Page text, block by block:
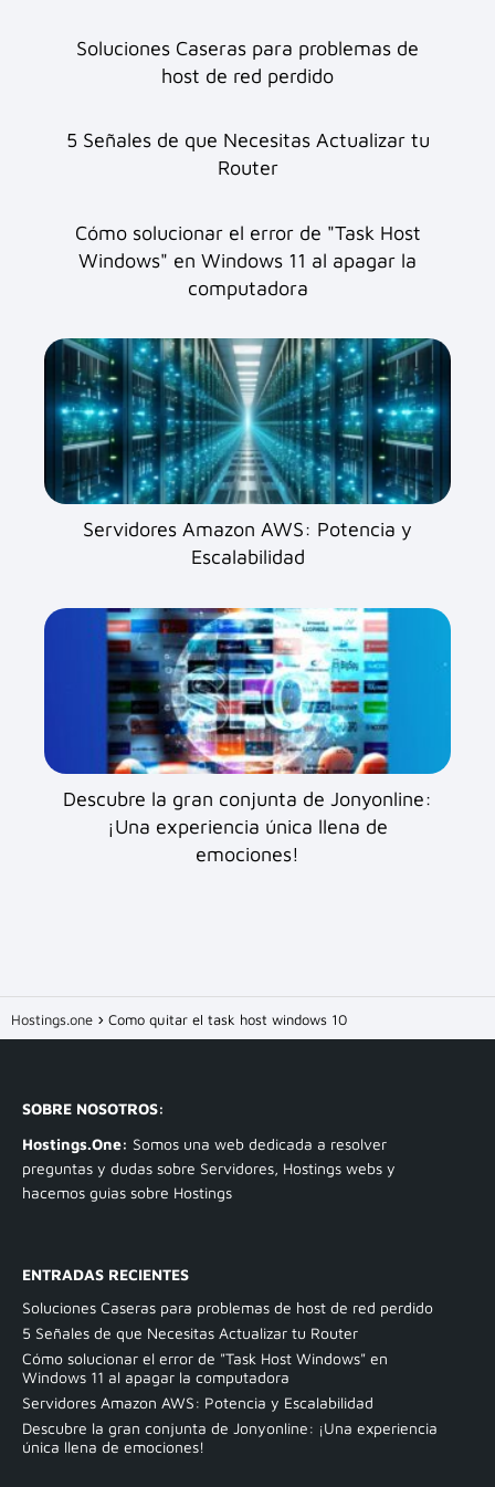
Soluciones Caseras para problemas de
host de red perdido
5 Señales de que Necesitas Actualizar tu
Router
Cómo solucionar el error de "Task Host
Windows" en Windows 11 al apagar la
computadora
Servidores Amazon AWS: Potencia y
Escalabilidad
Descubre la gran conjunta de Jonyonline:
¡Una experiencia única llena de
emociones!
Hostings.one Como quitar el task host windows 10
SOBRE NOSOTROS:
Hostings.One: Somos una web dedicada a resolver
preguntas y dudas sobre Servidores, Hostings webs y
hacemos guias sobre Hostings
ENTRADAS RECIENTES
Soluciones Caseras para problemas de host de red perdido
5 Señales de que Necesitas Actualizar tu Router
Cómo solucionar el error de "Task Host Windows" en
Windows 11 al apagar la computadora
Servidores Amazon AWS: Potencia y Escalabilidad
Descubre la gran conjunta de Jonyonline: ¡Una experiencia
única llena de emociones!